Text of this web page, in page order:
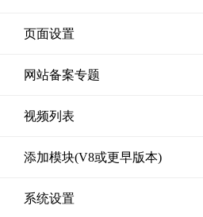
页面设置
网站备案专题
视频列表
添加模块(V8或更早版本)
系统设置